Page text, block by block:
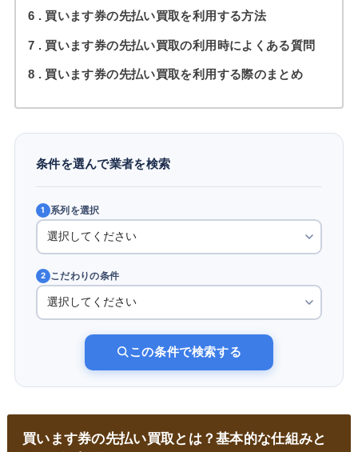
6 買います券の先払い買取を利用する方法
7 買います券の先払い買取の利用時によくある質問
8 買います券の先払い買取を利用する際のまとめ
条件を選んで業者を検索
1 系列を選択
2 こだわりの条件
この条件で検索する
買います券の先払い買取とは？基本的な仕組みと